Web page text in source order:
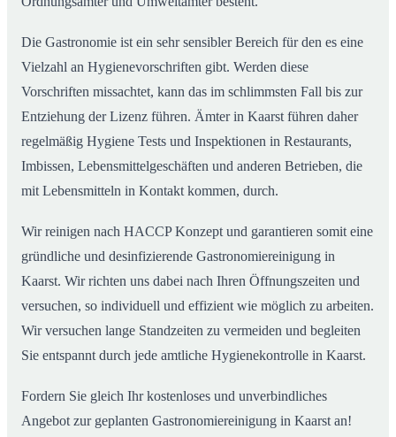
Die Gastronomie ist ein sehr sensibler Bereich für den es eine
Vielzahl an Hygienevorschriften gibt. Werden diese
Vorschriften missachtet, kann das im schlimmsten Fall bis zur
Entziehung der Lizenz führen. Ämter in Kaarst führen daher
regelmäßig Hygiene Tests und Inspektionen in Restaurants,
Imbissen, Lebensmittelgeschäften und anderen Betrieben, die
mit Lebensmitteln in Kontakt kommen, durch.
Wir reinigen nach HACCP Konzept und garantieren somit eine
gründliche und desinfizierende Gastronomiereinigung in
Kaarst. Wir richten uns dabei nach Ihren Öffnungszeiten und
versuchen, so individuell und effizient wie möglich zu arbeiten.
Wir versuchen lange Standzeiten zu vermeiden und begleiten
Sie entspannt durch jede amtliche Hygienekontrolle in Kaarst.
Fordern Sie gleich Ihr kostenloses und unverbindliches
Angebot zur geplanten Gastronomiereinigung in Kaarst an!